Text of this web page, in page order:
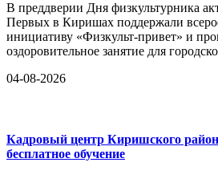
В преддверии Дня физкультурника
Первых в Киришах поддержали
инициативу «Физкульт-привет» и
оздоровительное занятие для
04-08-2026
Кадровый центр Киришского
бесплатное обучение